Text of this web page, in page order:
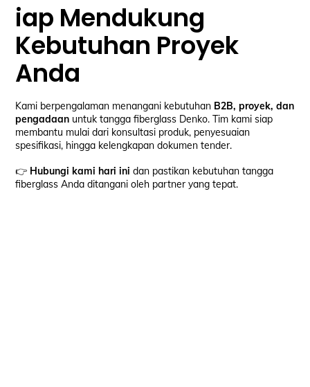
iap Mendukung
Kebutuhan Proyek
Anda
Kami berpengalaman menangani kebutuhan B2B, proyek, dan
pengadaan untuk tangga fiberglass Denko. Tim kami siap
membantu mulai dari konsultasi produk, penyesuaian
spesifikasi, hingga kelengkapan dokumen tender.
👉 Hubungi kami hari ini dan pastikan kebutuhan tangga
fiberglass Anda ditangani oleh partner yang tepat.